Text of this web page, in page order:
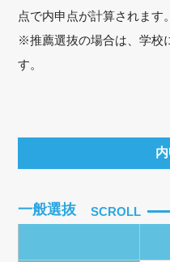
点で内申点が計算されます。
※推薦選抜の場合は、学校
す。
一般選抜 SCROLL